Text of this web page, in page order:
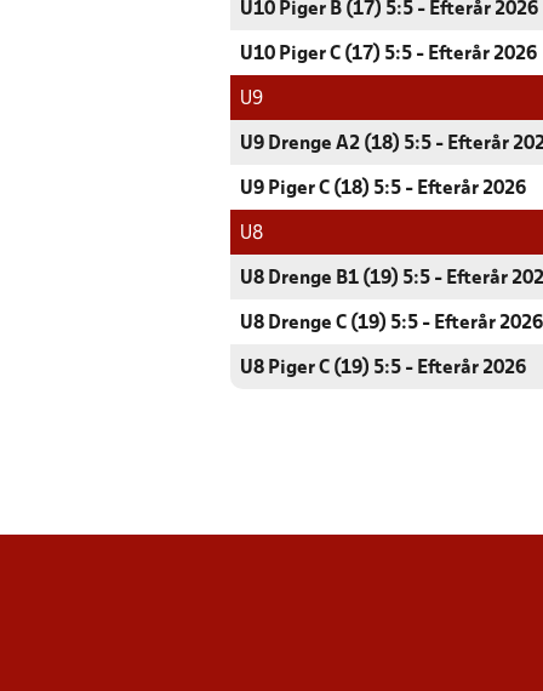
U10 Piger B (17) 5:5 - Efterår 2026
U10 Piger C (17) 5:5 - Efterår 2026
U9
U9 Drenge A2 (18) 5:5 - Efterår
U9 Piger C (18) 5:5 - Efterår 2026
U8
U8 Drenge B1 (19) 5:5 - Efterår
U8 Drenge C (19) 5:5 - Efterår 2026
U8 Piger C (19) 5:5 - Efterår 2026